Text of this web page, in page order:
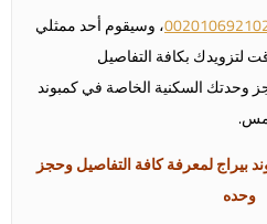
، وسيقوم أحد ممثلي
لتزويدك بكافة التفاصيل
وحدتك السكنية الخاصة في كمبوند
بيراج لمعرفة كافة التفاصيل وحجز
وحده